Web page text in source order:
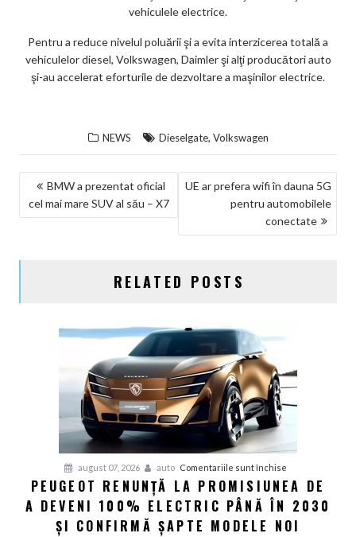
vehiculele electrice.
Pentru a reduce nivelul poluării şi a evita interzicerea totală a
vehiculelor diesel, Volkswagen, Daimler şi alţi producători auto
şi-au accelerat eforturile de dezvoltare a maşinilor electrice.
NEWS Dieselgate, Volkswagen
NAVIGARE
ÎN
BMW a prezentat oficial
cel mai mare SUV al său – X7
UE ar prefera wifi în dauna 5G
pentru automobilele
conectate
RELATED POSTS
august 07, 2026 auto Comentariile sunt închise
Peugeot
renunță
la
PEUGEOT RENUNȚĂ LA PROMISIUNEA DE
A DEVENI 100% ELECTRIC PÂNĂ ÎN 2030
ȘI CONFIRMĂ ȘAPTE MODELE NOI